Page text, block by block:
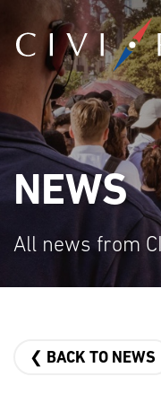
NEWS
All news from
❮ BACK TO NEWS